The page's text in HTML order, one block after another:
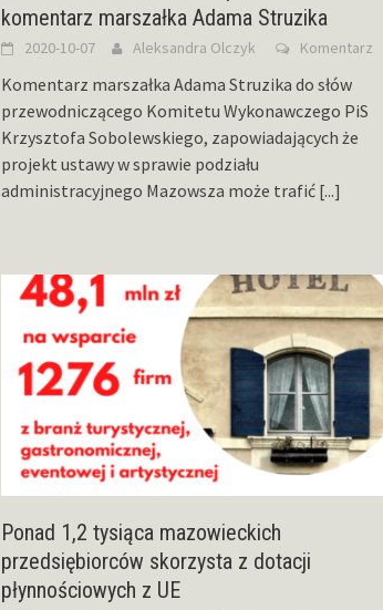
komentarz marszałka Adama Struzika
2020-10-07 Aleksandra Olczyk Komentarz
Komentarz marszałka Adama Struzika do słów
przewodniczącego Komitetu Wykonawczego PiS
Krzysztofa Sobolewskiego, zapowiadających że
projekt ustawy w sprawie podziału
administracyjnego Mazowsza może trafić [...]
Ponad 1,2 tysiąca mazowieckich
przedsiębiorców skorzysta z dotacji
płynnościowych z UE